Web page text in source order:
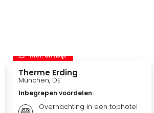
incl. ontbijt
Therme Erding
München, DE
Inbegrepen voordelen:
Overnachting in een tophotel